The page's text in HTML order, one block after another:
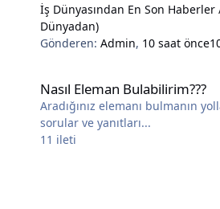
İş Dünyasından En Son
Dünyadan)
Gönderen:Admin, 10 saat önce
Nasıl Eleman Bulabilirim???
Aradığınız elemanı bulmanın
sorular ve yanıtları...
11 ileti